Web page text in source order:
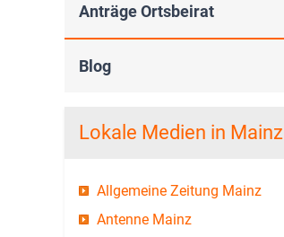
Lokale Medien in Mainz
Allgemeine Zeitung Mainz
Antenne Mainz
Anträge Ortsbeirat
Blog